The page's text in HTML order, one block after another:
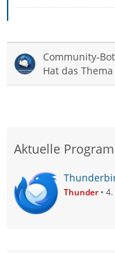
Community-Bot
Hat das
Aktuelle
Thunder 4.